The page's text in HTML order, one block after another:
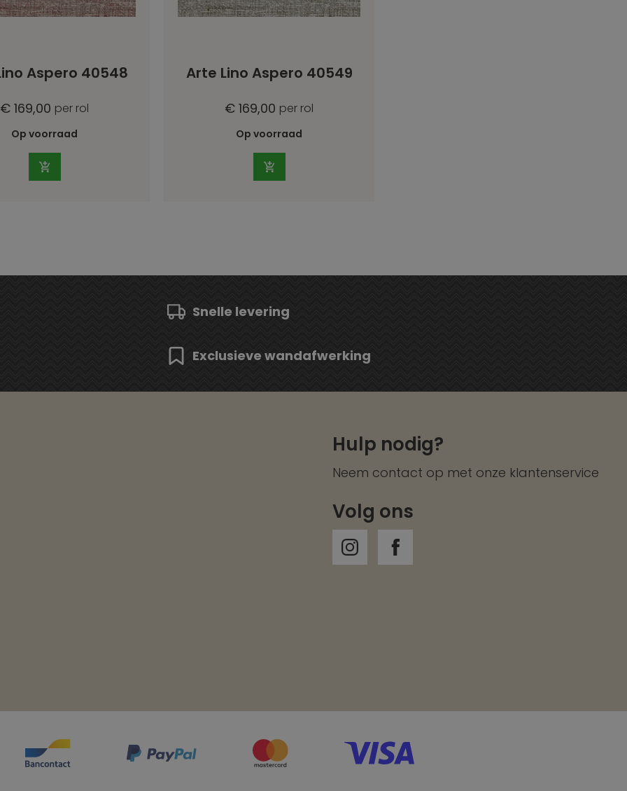
Aspero 40548
€ 169,00 per rol
Op voorraad
Arte Lino Aspero 40549
€ 169,00 per rol
Op voorraad
Snelle levering
Exclusieve wandafwerking
Hulp nodig?
Neem contact op met onze klantenservice
Volg ons